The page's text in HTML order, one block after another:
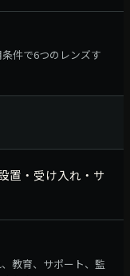
件で6つのレンズす
置・受け入れ・サ
教育、サポート、監